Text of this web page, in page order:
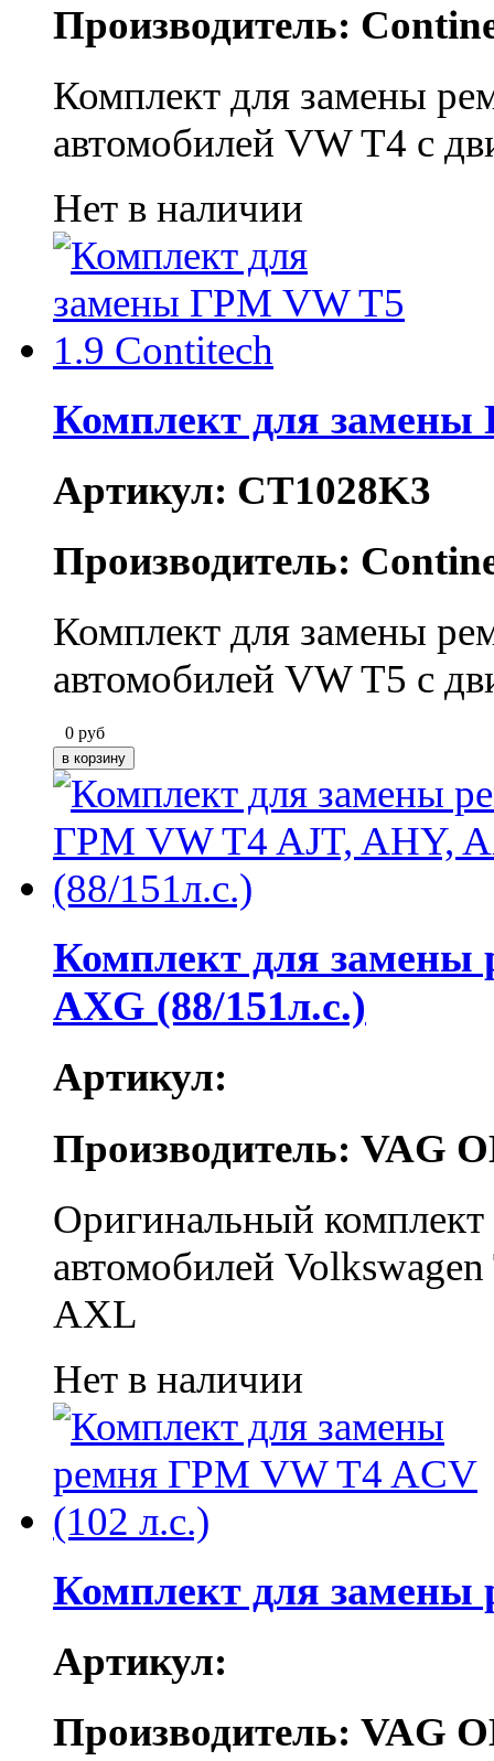
Производитель:
Комплект для замены
автомобилей VW T4 с
Нет в наличии
Комплект для
Артикул: CT1028K3
Производитель:
Комплект для замены
автомобилей VW T5 с
0 руб
Комплект для
AXG (88/151л.с.)
Артикул:
Производитель: VAG
Оригинальный
автомобилей
AXL
Нет в наличии
Комплект для
Артикул:
Производитель: VAG